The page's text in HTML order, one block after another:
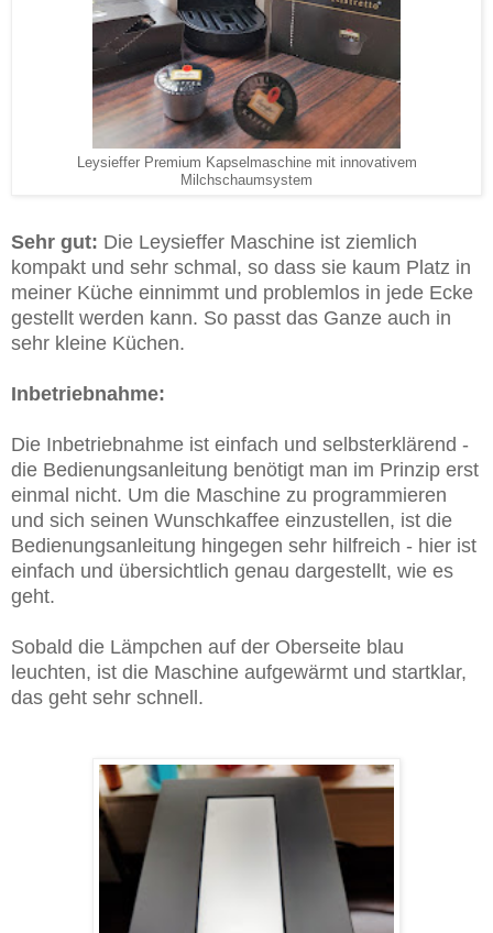
Leysieffer Premium Kapselmaschine mit innovativem
Milchschaumsystem
Sehr gut: Die Leysieffer Maschine ist ziemlich
kompakt und sehr schmal, so dass sie kaum Platz in
meiner Küche einnimmt und problemlos in jede Ecke
gestellt werden kann. So passt das Ganze auch in
sehr kleine Küchen.
Inbetriebnahme:
Die Inbetriebnahme ist einfach und selbsterklärend -
die Bedienungsanleitung benötigt man im Prinzip erst
einmal nicht. Um die Maschine zu programmieren
und sich seinen Wunschkaffee einzustellen, ist die
Bedienungsanleitung hingegen sehr hilfreich - hier ist
einfach und übersichtlich genau dargestellt, wie es
geht.
Sobald die Lämpchen auf der Oberseite blau
leuchten, ist die Maschine aufgewärmt und startklar,
das geht sehr schnell.